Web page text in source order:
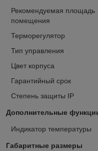
Рекомендуемая площадь
помещения
Терморегулятор
Тип управления
Цвет корпуса
Гарантийный срок
Степень защиты IP
Дополнительные
Индикатор температуры
Габаритные размеры